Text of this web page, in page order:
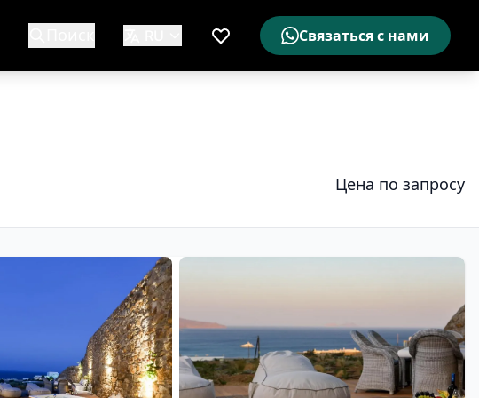
Мой список желаемого
Связаться с нами
Цена по запросу